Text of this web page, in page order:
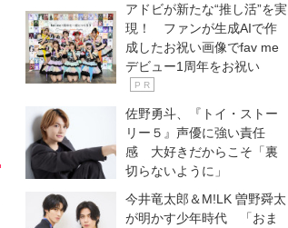
アドビが新たな“推し活”を実
現！ ファンが生成AIで作
成したお祝い画像でfav me
デビュー1周年をお祝い
P R
佐野勇斗、『トイ・ストー
リー５』声優に強い責任
感 大好きだからこそ「裏
切らないように」
今井竜太郎＆M!LK 曽野舜太
が明かす少年時代 「おま